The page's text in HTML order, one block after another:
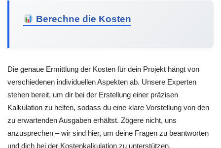
Berechne die Kosten
Die genaue Ermittlung der Kosten für dein Projekt hängt von
verschiedenen individuellen Aspekten ab. Unsere Experten
stehen bereit, um dir bei der Erstellung einer präzisen
Kalkulation zu helfen, sodass du eine klare Vorstellung von den
zu erwartenden Ausgaben erhältst. Zögere nicht, uns
anzusprechen – wir sind hier, um deine Fragen zu beantworten
und dich bei der Kostenkalkulation zu unterstützen.